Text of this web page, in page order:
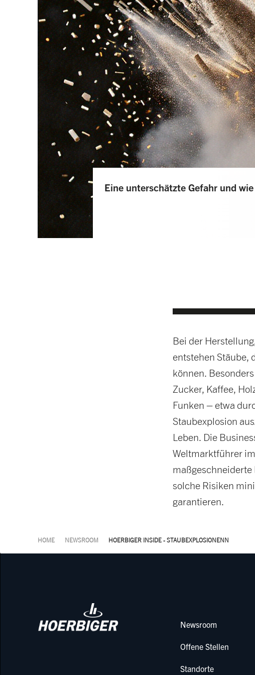
Eine unterschätzte Gefahr und
Bei der
entstehen Stäube,
können.
Zucker, Kaffee,
Funken – etwa
Staubexplosion
Leben. Die
Weltmarktführer
maßgeschneiderte
solche Risiken
garantieren.
HOME NEWSROOM HOERBIGER INSIDE - STAUBEXPLOSIONENN
Newsroom
Offene Stellen
Standorte